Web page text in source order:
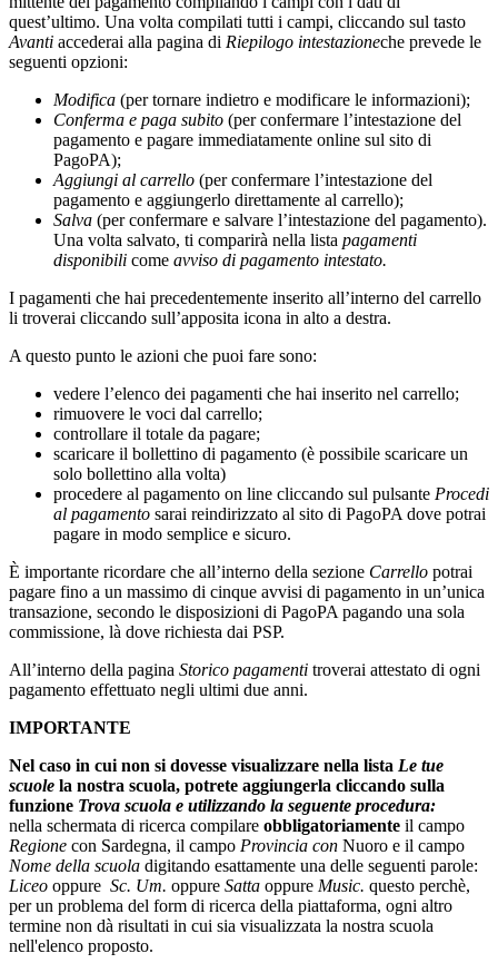
quest’ultimo. Una volta compilati tutti i campi, cliccando sul tasto
Avanti accederai alla pagina di Riepilogo intestazioneche prevede le
seguenti opzioni:
Modifica (per tornare indietro e modificare le informazioni);
Conferma e paga subito (per confermare l’intestazione del
pagamento e pagare immediatamente online sul sito di
PagoPA);
Aggiungi al carrello (per confermare l’intestazione del
pagamento e aggiungerlo direttamente al carrello);
Salva (per confermare e salvare l’intestazione del pagamento).
Una volta salvato, ti comparirà nella lista pagamenti
disponibili come avviso di pagamento intestato.
I pagamenti che hai precedentemente inserito all’interno del carrello
li troverai cliccando sull’apposita icona in alto a destra.
A questo punto le azioni che puoi fare sono:
vedere l’elenco dei pagamenti che hai inserito nel carrello;
rimuovere le voci dal carrello;
controllare il totale da pagare;
scaricare il bollettino di pagamento (è possibile scaricare un
solo bollettino alla volta)
procedere al pagamento on line cliccando sul pulsante Procedi
al pagamento sarai reindirizzato al sito di PagoPA dove potrai
pagare in modo semplice e sicuro.
È importante ricordare che all’interno della sezione Carrello potrai
pagare fino a un massimo di cinque avvisi di pagamento in un’unica
transazione, secondo le disposizioni di PagoPA pagando una sola
commissione, là dove richiesta dai PSP.
All’interno della pagina Storico pagamenti troverai attestato di ogni
pagamento effettuato negli ultimi due anni.
IMPORTANTE
Nel caso in cui non si dovesse visualizzare nella lista Le tue
scuole la nostra scuola, potrete aggiungerla cliccando sulla
funzione Trova scuola e utilizzando la seguente procedura:
nella schermata di ricerca compilare obbligatoriamente il campo
Regione con Sardegna, il campo Provincia con Nuoro e il campo
Nome della scuola digitando esattamente una delle seguenti parole:
Liceo oppure Sc. Um. oppure Satta oppure Music. questo perchè,
per un problema del form di ricerca della piattaforma, ogni altro
termine non dà risultati in cui sia visualizzata la nostra scuola
nell'elenco proposto.